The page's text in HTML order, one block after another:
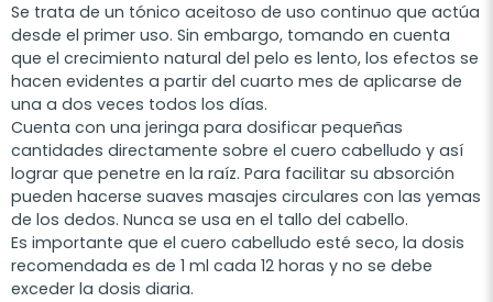
Se trata de un tónico aceitoso de uso continuo que actúa
desde el primer uso. Sin embargo, tomando en cuenta
que el crecimiento natural del pelo es lento, los efectos se
hacen evidentes a partir del cuarto mes de aplicarse de
una a dos veces todos los días.
Cuenta con una jeringa para dosificar pequeñas
cantidades directamente sobre el cuero cabelludo y así
lograr que penetre en la raíz. Para facilitar su absorción
pueden hacerse suaves masajes circulares con las yemas
de los dedos. Nunca se usa en el tallo del cabello.
Es importante que el cuero cabelludo esté seco, la dosis
recomendada es de 1 ml cada 12 horas y no se debe
exceder la dosis diaria.